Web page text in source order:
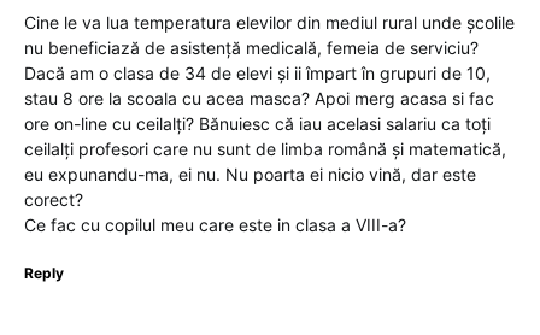
Cine le va lua temperatura elevilor din mediul rural unde școlile
nu beneficiază de asistență medicală, femeia de serviciu?
Dacă am o clasa de 34 de elevi și ii împart în grupuri de 10,
stau 8 ore la scoala cu acea masca? Apoi merg acasa si fac
ore on-line cu ceilalți? Bănuiesc că iau acelasi salariu ca toți
ceilalți profesori care nu sunt de limba română și matematică,
eu expunandu-ma, ei nu. Nu poarta ei nicio vină, dar este
corect?
Ce fac cu copilul meu care este in clasa a VIII-a?
Reply